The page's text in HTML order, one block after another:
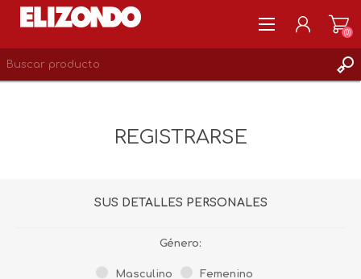
(0)
REGISTRARSE
SUS DETALLES PERSONALES
Género:
Masculino Femenino